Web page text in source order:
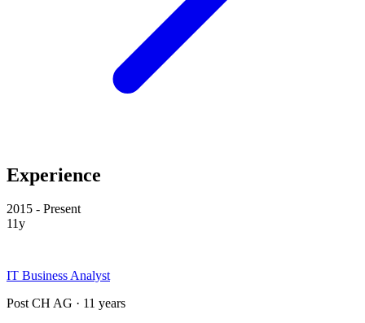
Experience
2015 - Present
11y
IT Business Analyst
Post CH AG · 11 years